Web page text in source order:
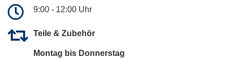
9:00 - 12:00 Uhr
Teile & Zubehör
Montag bis Donnerstag